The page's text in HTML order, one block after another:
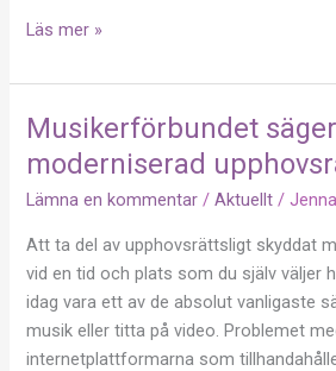
Läs mer »
Musikerförbundet
moderniserad
Lämna en kommentar /Aktuellt /
Att ta del av upphovsrättsligt skyddat
vid en tid och plats som du själv väljer
idag vara ett av de absolut vanligaste
musik eller titta på video. Problemet
internetplattformarna som
Musikerförbundet
ja
till
en
moderniserad
upphovsrätt